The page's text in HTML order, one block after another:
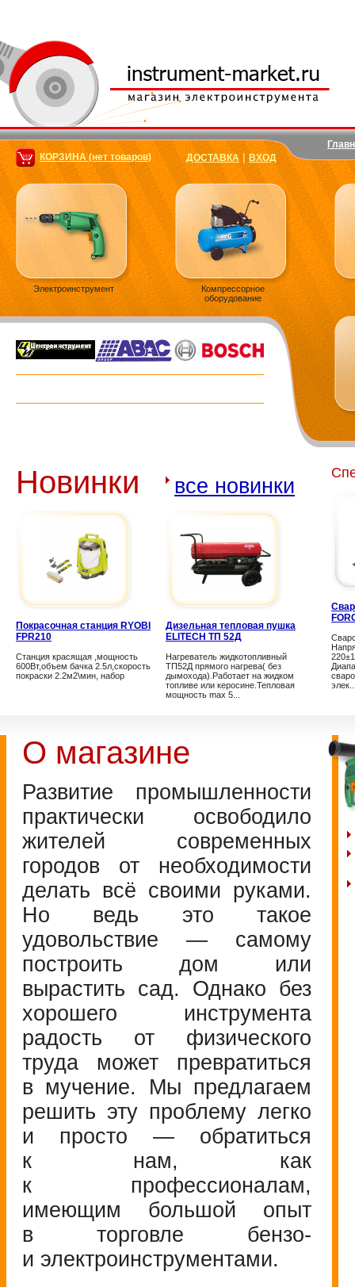
КОРЗИНА (нет товаров) ДОСТАВКА | ВХОД
Электроинструмент
Компрессорное
оборудование
Новинки все новинки
Покрасочная станция RYOBI
FPR210
Станция красящая ,мощность
600Вт,объем бачка 2.5л,скорость
покраски 2.2м2\мин, набор
Дизельная тепловая пушка
ELITECH ТП 52Д
Нагреватель жидкотопливный
ТП52Д прямого нагрева( без
дымохода).Работает на жидком
топливе или керосине.Тепловая
мощность max 5...
О магазине
Развитие промышленности
практически освободило
жителей современных
городов от необходимости
делать всё своими руками.
Но ведь это такое
удовольствие — самому
построить дом или
вырастить сад. Однако без
хорошего инструмента
радость от физического
труда может превратиться
в мучение. Мы предлагаем
решить эту проблему легко
и просто — обратиться
к нам, как
к профессионалам,
имеющим большой опыт
в торговле бензо-
и электроинструментами.